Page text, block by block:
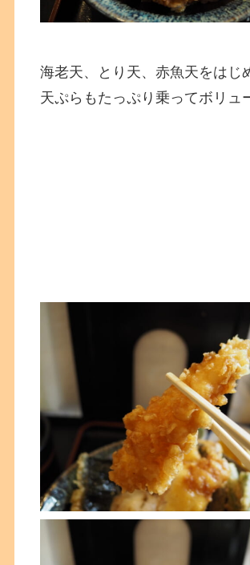
海老天、とり天、赤魚天をはじ
天ぷらもたっぷり乗ってボリュ